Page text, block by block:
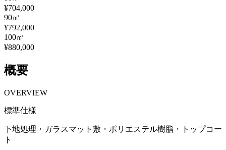
¥704,000
90㎡
¥792,000
100㎡
¥880,000
概要
OVERVIEW
標準仕様
下地処理・ガラスマット敷・ポリエステル樹脂・トップコー
ト